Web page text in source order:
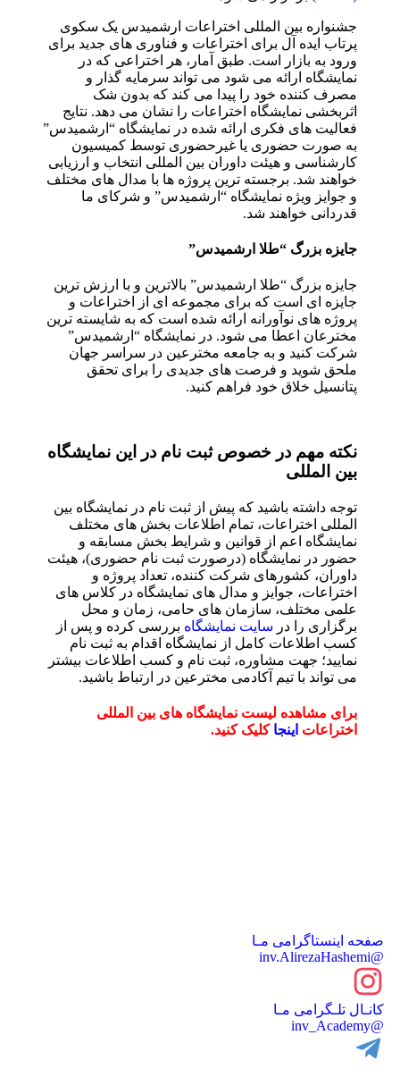
جشنواره بین المللی اختراعات ارشمیدس یک سکوی
پرتاب ایده آل برای اختراعات و فناوری های جدید برای
ورود به بازار است. طبق آمار، هر اختراعی که در
نمایشگاه ارائه می شود می تواند سرمایه گذار و
مصرف کننده خود را پیدا می کند که بدون شک
اثربخشی نمایشگاه اختراعات را نشان می دهد. نتایج
فعالیت های فکری ارائه شده در نمایشگاه “ارشمیدس”
به صورت حضوری یا غیرحضوری توسط کمیسیون
کارشناسی و هیئت داوران بین المللی انتخاب و ارزیابی
خواهند شد. برجسته ترین پروژه ها با مدال های مختلف
و جوایز ویژه نمایشگاه “ارشمیدس” و شرکای ما
قدردانی خواهند شد.
جایزه بزرگ “طلا ارشمیدس”
جایزه بزرگ “طلا ارشمیدس” بالاترین و با ارزش ترین
جایزه ای است که برای مجموعه ای از اختراعات و
پروژه های نوآورانه ارائه شده است که به شایسته ترین
مخترعان اعطا می شود. در نمایشگاه “ارشمیدس”
شرکت کنید و به جامعه مخترعین در سراسر جهان
ملحق شوید و فرصت های جدیدی را برای تحقق
پتانسیل خلاق خود فراهم کنید.
نكته مهم در خصوص ثبت نام در این نمایشگاه
بین المللی
توجه داشته باشید که پیش از ثبت نام در نمایشگاه بین
المللی اختراعات، تمام اطلاعات بخش های مختلف
نمایشگاه اعم از قوانین و شرایط بخش مسابقه و
حضور در نمایشگاه (درصورت ثبت نام حضوری)، هیئت
داوران، کشورهای شرکت کننده، تعداد پروژه و
اختراعات، جوایز و مدال های نمایشگاه در کلاس های
علمی مختلف، سازمان های حامی، زمان و محل
برگزاری را در سایت نمایشگاه بررسی کرده و پس از
کسب اطلاعات کامل از نمایشگاه اقدام به ثبت نام
نمایید؛ جهت مشاوره، ثبت نام و کسب اطلاعات بیشتر
می تواند با تیم آکادمی مخترعین در ارتباط باشید.
برای مشاهده لیست نمایشگاه های بین المللی
اختراعات اینجا کلیک کنید.
صفحه اینستاگرامی مـا
@inv.AlirezaHashemi
کانـال تلـگرامی مـا
@inv_Academy